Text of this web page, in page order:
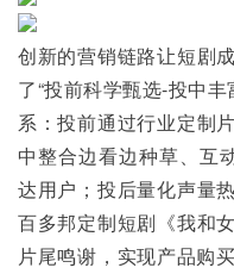
创新的营销链路让短剧
了“投前科学甄选-投中
系：投前通过行业定制
中整合边看边种草、互
达用户；投后量化声量
百多邦定制短剧《我和
片尾鸣谢，实现产品购